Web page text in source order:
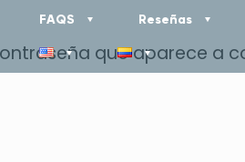
FAQS Reseñas
que aparece a